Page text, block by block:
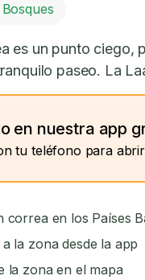
Bosques
es un punto ciego,
paseo. La
en nuestra app
tu teléfono para
correa en los Países
la zona desde la app
la zona en el mapa